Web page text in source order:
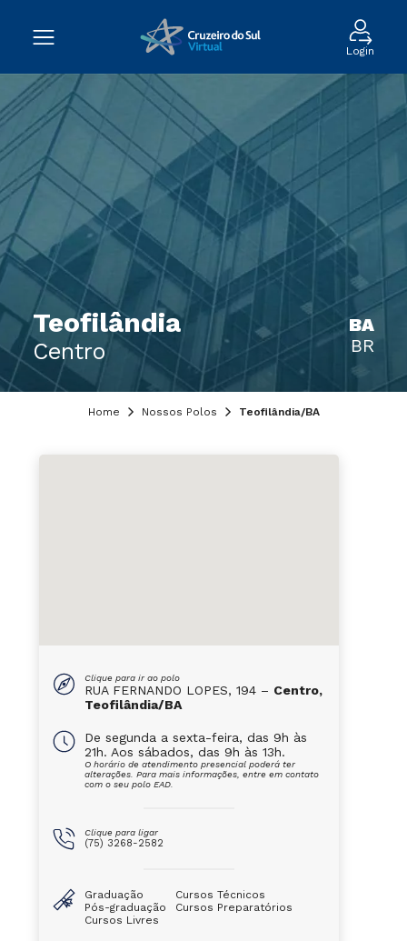
Login
Teofilândia
Centro
BA
BR
Home Nossos Polos Teofilândia/BA
Clique para ir ao polo
RUA FERNANDO LOPES, 194 – Centro,
Teofilândia/BA
De segunda a sexta-feira, das 9h às
21h. Aos sábados, das 9h às 13h.
O horário de atendimento presencial poderá ter
alterações. Para mais informações, entre em contato
com o seu polo EAD.
Clique para ligar
(75) 3268-2582
Graduação
Pós-graduação
Cursos Livres
Cursos Técnicos
Cursos Preparatórios